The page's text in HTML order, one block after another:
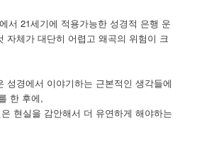
서 21세기에 적용가능한 성경적 은행 운
자체가 대단히 어렵고 왜곡의 위험이 크
성경에서 이야기하는 근본적인 생각들에
한 후에,
현실을 감안해서 더 유연하게 해야하는